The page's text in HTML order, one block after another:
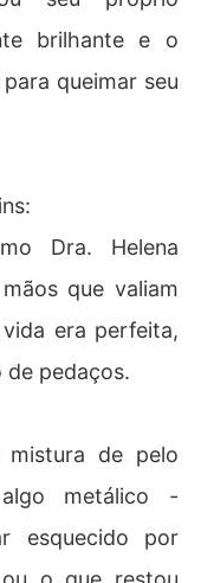
brilhante e o
queimar seu
Dra. Helena
que valiam
era perfeita,
de pedaços.
de pelo
metálico -
esquecido por